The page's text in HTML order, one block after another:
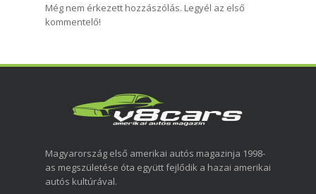
Még nem érkezett hozzászólás. Legyél az első
kommentelő!
Magyarország első amerikai autós magazinja 1998-
as megszületése óta együtt fejlődik a hazai amerikai
autós kultúrával.